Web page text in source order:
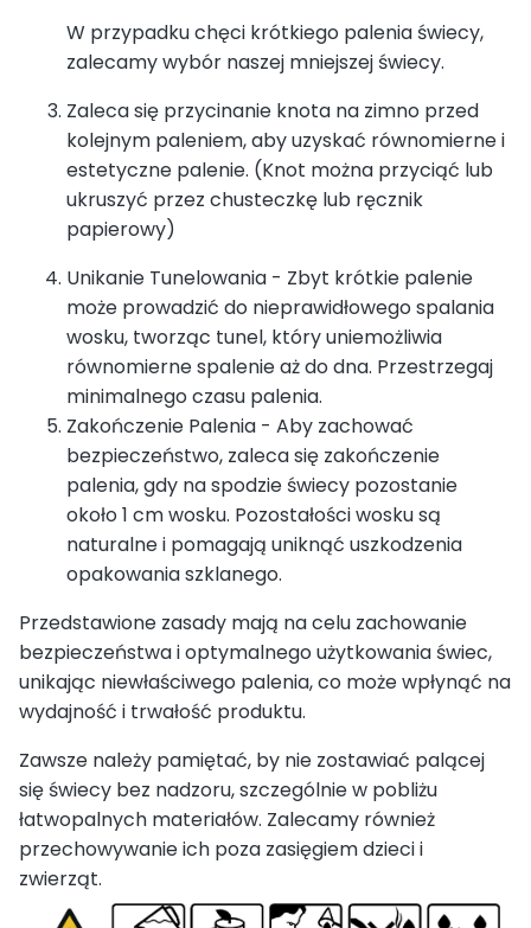
W przypadku chęci krótkiego palenia świecy,
zalecamy wybór naszej mniejszej świecy.
Zaleca się przycinanie knota na zimno przed
kolejnym paleniem, aby uzyskać równomierne i
estetyczne palenie. (Knot można przyciąć lub
ukruszyć przez chusteczkę lub ręcznik
papierowy)
Unikanie Tunelowania - Zbyt krótkie palenie
może prowadzić do nieprawidłowego spalania
wosku, tworząc tunel, który uniemożliwia
równomierne spalenie aż do dna. Przestrzegaj
minimalnego czasu palenia.
Zakończenie Palenia - Aby zachować
bezpieczeństwo, zaleca się zakończenie
palenia, gdy na spodzie świecy pozostanie
około 1 cm wosku. Pozostałości wosku są
naturalne i pomagają uniknąć uszkodzenia
opakowania szklanego.
Przedstawione zasady mają na celu zachowanie
bezpieczeństwa i optymalnego użytkowania świec,
unikając niewłaściwego palenia, co może wpłynąć na
wydajność i trwałość produktu.
Zawsze należy pamiętać, by nie zostawiać palącej
się świecy bez nadzoru, szczególnie w pobliżu
łatwopalnych materiałów. Zalecamy również
przechowywanie ich poza zasięgiem dzieci i
zwierząt.